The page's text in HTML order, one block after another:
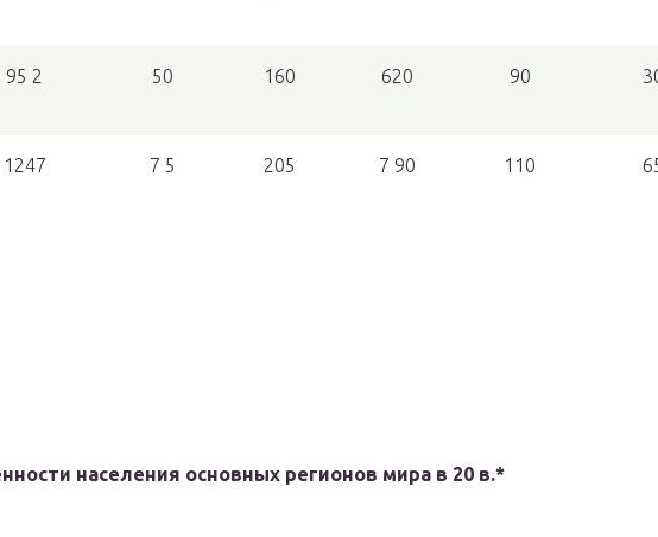
95 2 50 160 620 90
1247 7 5 205 7 90 110
населения основных регионов мира в 20 в.*